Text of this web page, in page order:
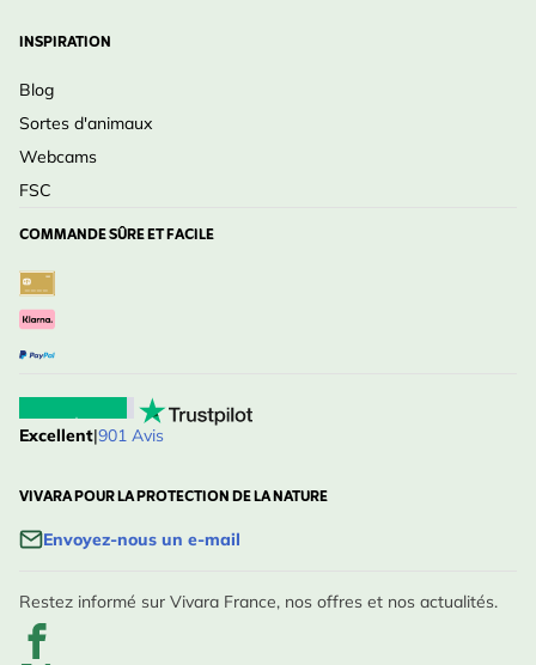
INSPIRATION
Blog
Sortes d'animaux
Webcams
FSC
COMMANDE SÛRE ET FACILE
Excellent|901 Avis
VIVARA POUR LA PROTECTION DE LA NATURE
Envoyez-nous un e-mail
Restez informé sur Vivara France, nos offres et nos actualités.